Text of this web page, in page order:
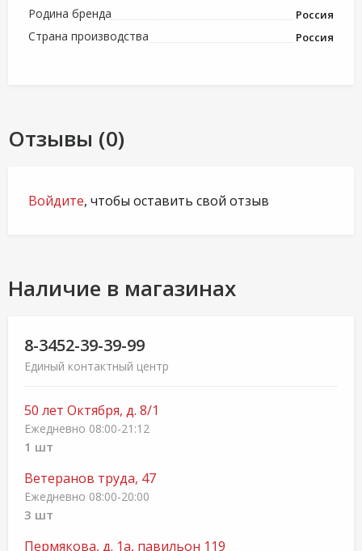
Родина бренда Россия
Страна производства Россия
Отзывы (0)
Войдите, чтобы оставить свой отзыв
Наличие в магазинах
8-3452-39-39-99
Единый контактный центр
50 лет Октября, д. 8/1
Ежедневно 08:00-21:12
1 шт
Ветеранов труда, 47
Ежедневно 08:00-20:00
3 шт
Пермякова, д. 1а, павильон 119